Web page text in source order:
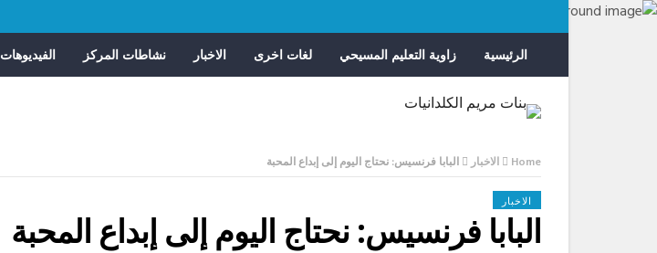
الرئيسية زاوية التعليم المسيحي لغات اخرى الاخبار نشاطات المركز الفيديوهات
Home الاخبار البابا فرنسيس: نحتاج اليوم إلى إبداع المحبة
الاخبار
البابا فرنسيس: نحتاج اليوم إلى إبداع المحبة